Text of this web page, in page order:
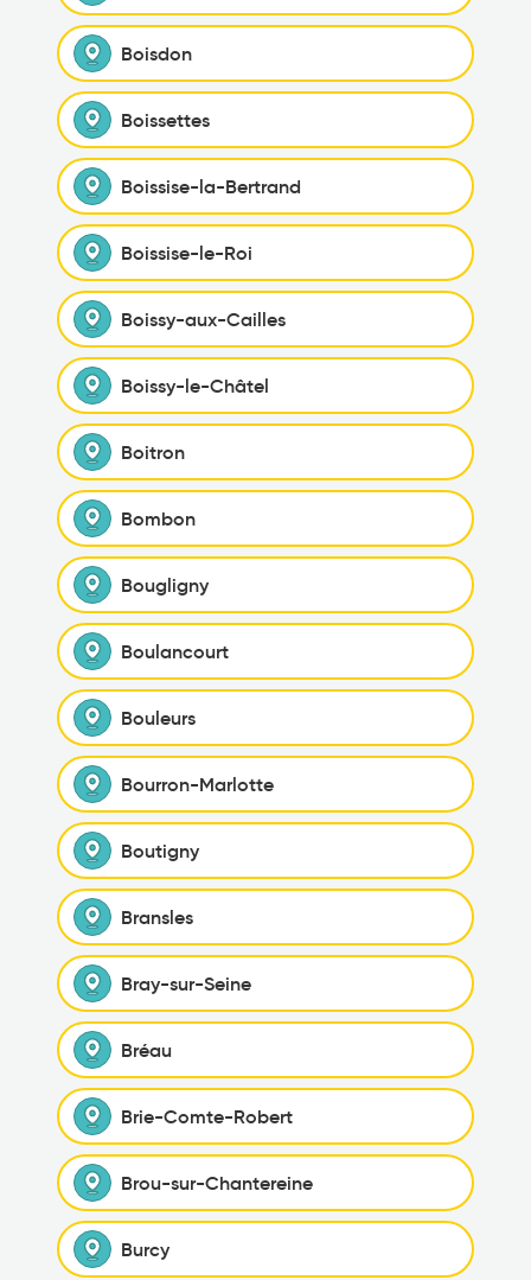
Boisdon
Boissettes
Boissise-la-Bertrand
Boissise-le-Roi
Boissy-aux-Cailles
Boissy-le-Châtel
Boitron
Bombon
Bougligny
Boulancourt
Bouleurs
Bourron-Marlotte
Boutigny
Bransles
Bray-sur-Seine
Bréau
Brie-Comte-Robert
Brou-sur-Chantereine
Burcy